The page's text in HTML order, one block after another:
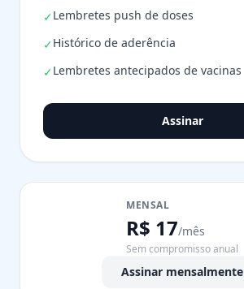
✓Lembretes push de doses
✓Histórico de aderência
✓Lembretes antecipados de vacinas
Assinar
MENSAL
R$ 17/mês
Sem compromisso anual
Assinar mensalmente